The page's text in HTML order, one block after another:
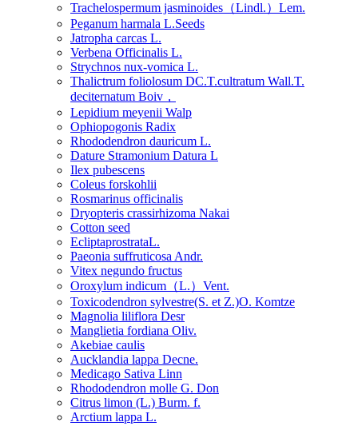
Trachelospermum jasminoides（Lindl.）Lem.
Peganum harmala L.Seeds
Jatropha carcas L.
Verbena Officinalis L.
Strychnos nux-vomica L.
Thalictrum foliolosum DC.T.cultratum Wall.T.
deciternatum Boiv，
Lepidium meyenii Walp
Ophiopogonis Radix
Rhododendron dauricum L.
Dature Stramonium Datura L
Ilex pubescens
Coleus forskohlii
Rosmarinus officinalis
Dryopteris crassirhizoma Nakai
Cotton seed
EcliptaprostrataL.
Paeonia suffruticosa Andr.
Vitex negundo fructus
Oroxylum indicum（L.）Vent.
Toxicodendron sylvestre(S. et Z.)O. Komtze
Magnolia liliflora Desr
Manglietia fordiana Oliv.
Akebiae caulis
Aucklandia lappa Decne.
Medicago Sativa Linn
Rhododendron molle G. Don
Citrus limon (L.) Burm. f.
Arctium lappa L.